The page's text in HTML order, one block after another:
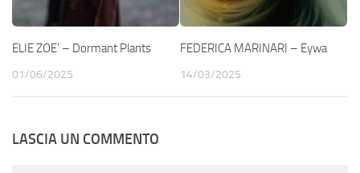
ELIE ZOE’ – Dormant Plants
01/06/2025
FEDERICA MARINARI – Eywa
14/03/2025
LASCIA UN COMMENTO